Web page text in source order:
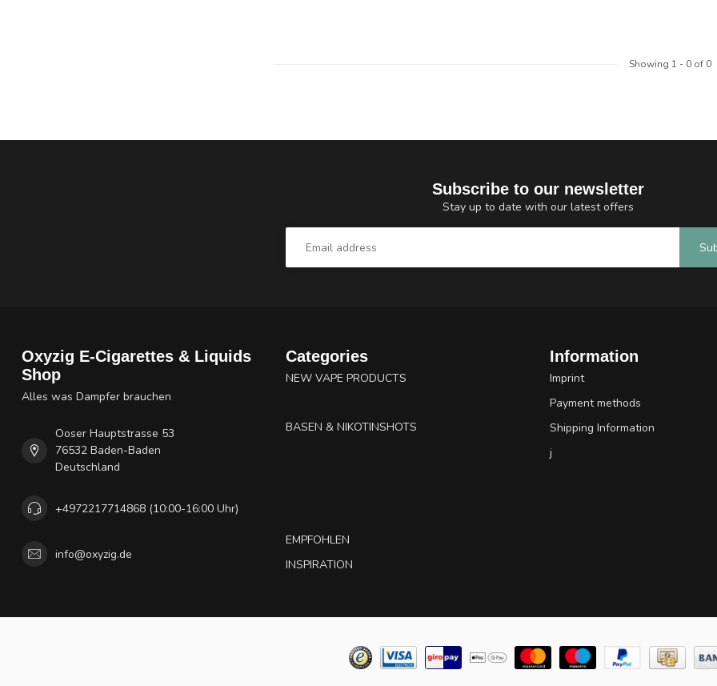
Showing 1 - 0of 0
Subscribe to our newsletter
Stay up to date with our latest offers
Oxyzig E-Cigarettes & Liquids
Shop
Alles was Dampfer brauchen
Ooser Hauptstrasse 53
76532 Baden-Baden
Deutschland
+4972217714868 (10:00-16:00 Uhr)
info@oxyzig.de
Categories
NEW VAPE PRODUCTS
BASEN & NIKOTINSHOTS
EMPFOHLEN
INSPIRATION
Information
Imprint
Payment methods
Shipping Information
j